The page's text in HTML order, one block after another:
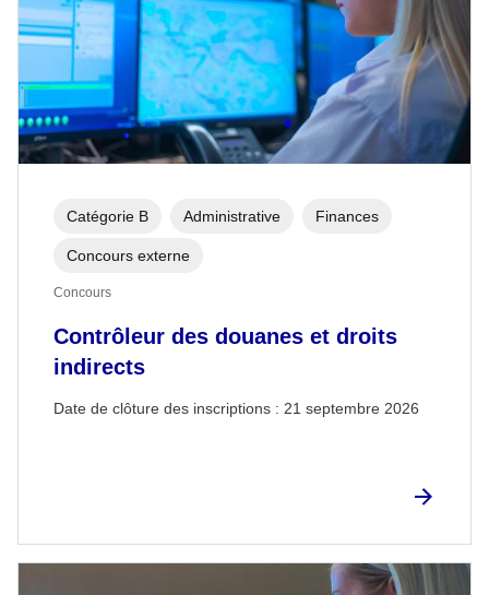
Contrôleur des douanes et droits
indirects
Date de clôture des inscriptions : 21 septembre 2026
Catégorie B Administrative Finances
Concours externe
Concours